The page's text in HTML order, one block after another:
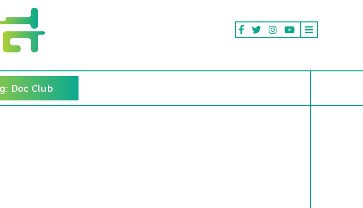
Doc Club